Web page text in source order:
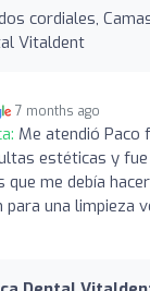
cordiales,
Vitaldent
7 months ago
Me atendió Paco
estéticas y
me debía
para una limpieza